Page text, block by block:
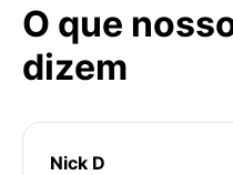
O que
dizem
Nick D